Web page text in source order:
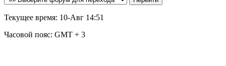
Текущее время: 10-Авг 14:51
Часовой пояс: GMT + 3